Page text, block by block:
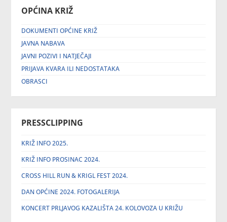
OPĆINA KRIŽ
DOKUMENTI OPĆINE KRIŽ
JAVNA NABAVA
JAVNI POZIVI I NATJEČAJI
PRIJAVA KVARA ILI NEDOSTATAKA
OBRASCI
PRESSCLIPPING
KRIŽ INFO 2025.
KRIŽ INFO PROSINAC 2024.
CROSS HILL RUN & KRIGL FEST 2024.
DAN OPĆINE 2024. FOTOGALERIJA
KONCERT PRLJAVOG KAZALIŠTA 24. KOLOVOZA U KRIŽU